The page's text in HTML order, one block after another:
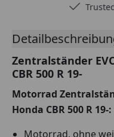
Zentralständer
CBR 500 R 19-
Motorrad
Honda CBR 500 R 19-:
Motorrad, ohne